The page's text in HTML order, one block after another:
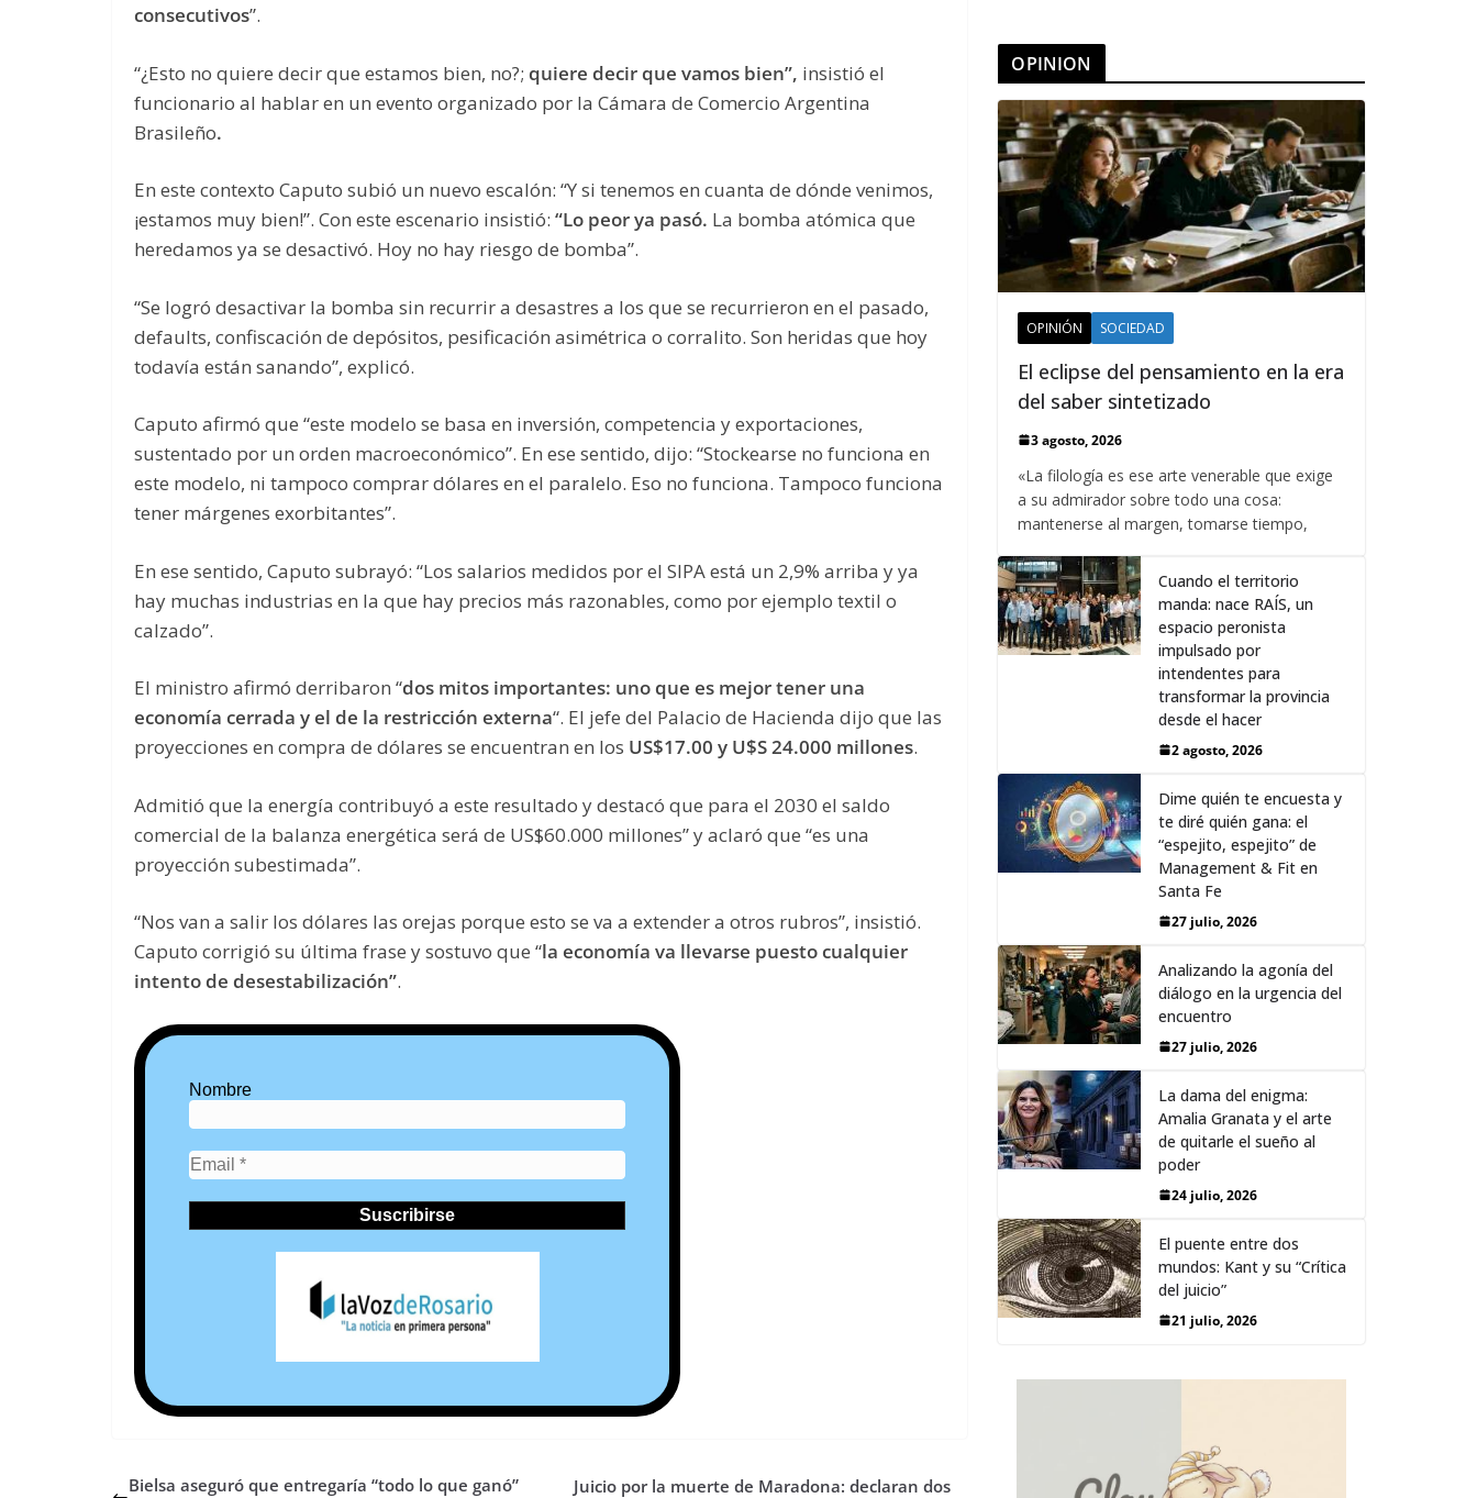
consecutivos”.
“¿Esto no quiere decir que estamos bien, no?; quiere decir que vamos bien”, insistió el
funcionario al hablar en un evento organizado por la Cámara de Comercio Argentina
Brasileño.
En este contexto Caputo subió un nuevo escalón: “Y si tenemos en cuanta de dónde venimos,
¡estamos muy bien!”. Con este escenario insistió: “Lo peor ya pasó. La bomba atómica que
heredamos ya se desactivó. Hoy no hay riesgo de bomba”.
“Se logró desactivar la bomba sin recurrir a desastres a los que se recurrieron en el pasado,
defaults, confiscación de depósitos, pesificación asimétrica o corralito. Son heridas que hoy
todavía están sanando”, explicó.
Caputo afirmó que “este modelo se basa en inversión, competencia y exportaciones,
sustentado por un orden macroeconómico”. En ese sentido, dijo: “Stockearse no funciona en
este modelo, ni tampoco comprar dólares en el paralelo. Eso no funciona. Tampoco funciona
tener márgenes exorbitantes”.
En ese sentido, Caputo subrayó: “Los salarios medidos por el SIPA está un 2,9% arriba y ya
hay muchas industrias en la que hay precios más razonables, como por ejemplo textil o
calzado”.
El ministro afirmó derribaron “dos mitos importantes: uno que es mejor tener una
economía cerrada y el de la restricción externa“. El jefe del Palacio de Hacienda dijo que las
proyecciones en compra de dólares se encuentran en los US$17.00 y U$S 24.000 millones.
Admitió que la energía contribuyó a este resultado y destacó que para el 2030 el saldo
comercial de la balanza energética será de US$60.000 millones” y aclaró que “es una
proyección subestimada”.
“Nos van a salir los dólares las orejas porque esto se va a extender a otros rubros”, insistió.
Caputo corrigió su última frase y sostuvo que “la economía va llevarse puesto cualquier
intento de desestabilización”.
Nombre
Bielsa aseguró que entregaría “todo lo que ganó”
Juicio por la muerte de Maradona: declaran dos
OPINION
OPINIÓN SOCIEDAD
El eclipse del pensamiento en la era
del saber sintetizado
3 agosto, 2026
«La filología es ese arte venerable que exige
a su admirador sobre todo una cosa:
mantenerse al margen, tomarse tiempo,
Cuando el territorio
manda: nace RAÍS, un
espacio peronista
impulsado por
intendentes para
transformar la provincia
desde el hacer
2 agosto, 2026
Dime quién te encuesta y
te diré quién gana: el
“espejito, espejito” de
Management & Fit en
Santa Fe
27 julio, 2026
Analizando la agonía del
diálogo en la urgencia del
encuentro
27 julio, 2026
La dama del enigma:
Amalia Granata y el arte
de quitarle el sueño al
poder
24 julio, 2026
El puente entre dos
mundos: Kant y su “Crítica
del juicio”
21 julio, 2026